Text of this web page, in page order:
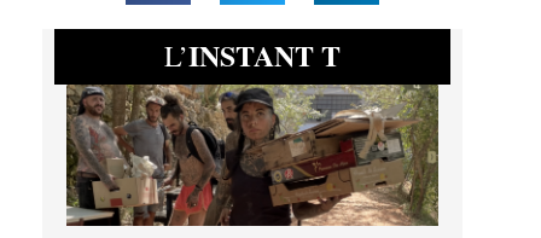
L’INSTANT T